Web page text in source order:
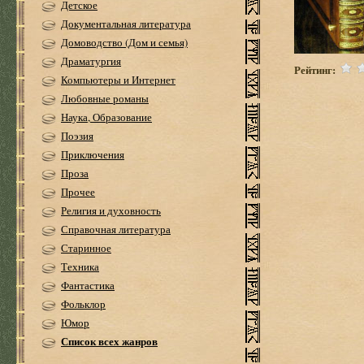
Детское
Документальная литература
Домоводство (Дом и семья)
Драматургия
Компьютеры и Интернет
Любовные романы
Наука, Образование
Поэзия
Приключения
Проза
Прочее
Религия и духовность
Справочная литература
Старинное
Техника
Фантастика
Фольклор
Юмор
Список всех жанров
Рейтинг: